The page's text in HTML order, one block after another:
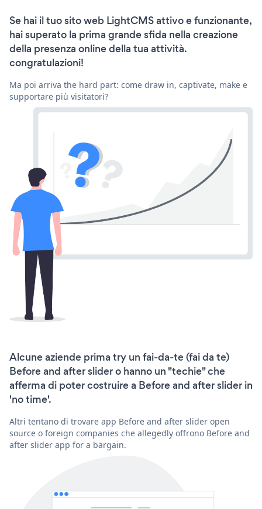
Se hai il tuo sito web LightCMS attivo e funzionante,
hai superato la prima grande sfida nella creazione
della presenza online della tua attività.
congratulazioni!
Ma poi arriva the hard part: come draw in, captivate, make e
supportare più visitatori?
Alcune aziende prima try un fai-da-te (fai da te)
Before and after slider o hanno un "techie" che
afferma di poter costruire a Before and after slider in
'no time'.
Altri tentano di trovare app Before and after slider open
source o foreign companies che allegedly offrono Before and
after slider app for a bargain.